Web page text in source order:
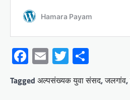
Facebook
EmailTwitter
Tagged अल्पसंख्यक युवा संसद,जलगांव,